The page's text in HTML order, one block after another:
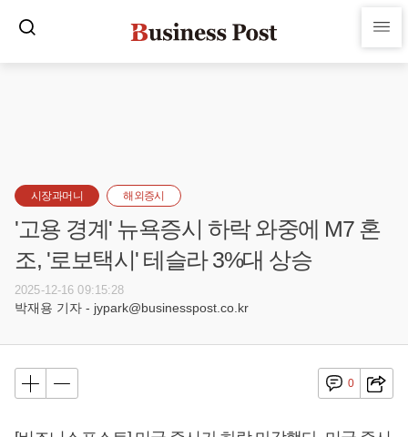
시장과머니 해외증시
'고용 경계' 뉴욕증시 하락 와중에 M7 혼
조, '로보택시' 테슬라 3%대 상승
2025-12-16 09:15:28
박재용 기자 - jypark@businesspost.co.kr
0